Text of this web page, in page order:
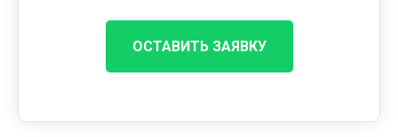
ОСТАВИТЬ ЗАЯВКУ